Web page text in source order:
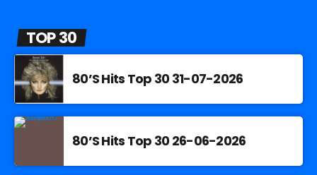
TOP 30
80’S Hits Top 30 31-07-2026
80’S Hits Top 30 26-06-2026